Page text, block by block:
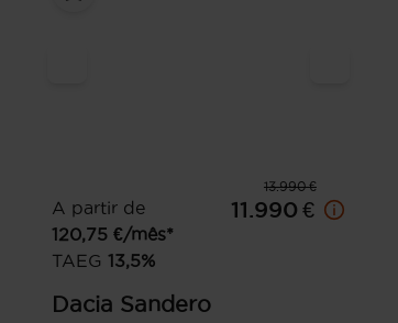
13.990 €
A partir de
120,75 €/mês*
TAEG 13,5%
11.990 €
Dacia Sandero